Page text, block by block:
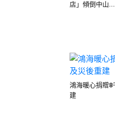
店」傾倒中山...
建